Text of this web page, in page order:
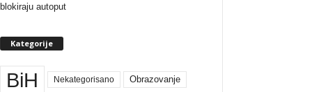
blokiraju autoput
Kategorije
BiH Nekategorisano Obrazovanje